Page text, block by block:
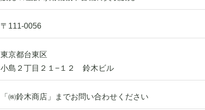
〒111-0056
東京都台東区
小島２丁目２１−１２ 鈴木ビル
「㈱鈴木商店」までお問い合わせください